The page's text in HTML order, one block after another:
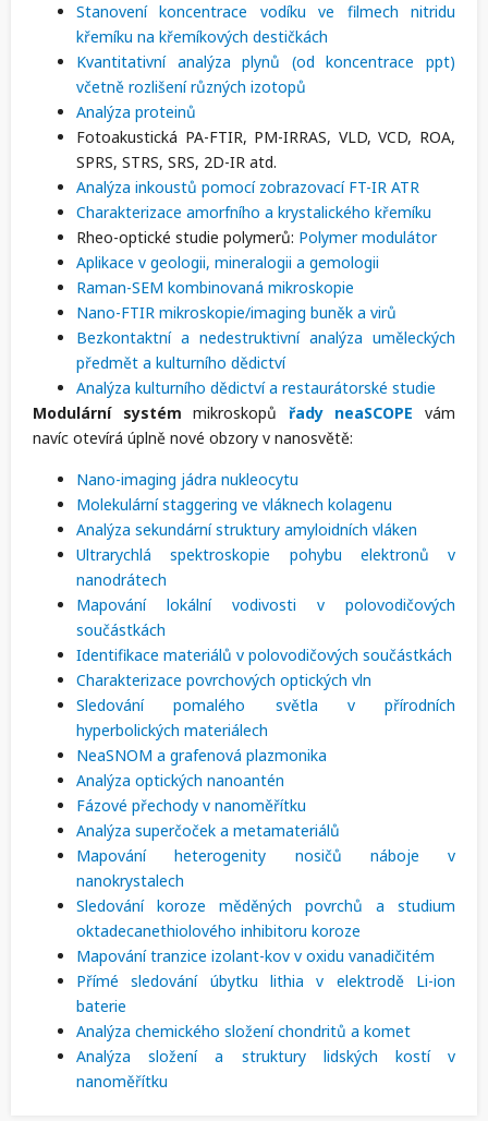
Stanovení koncentrace vodíku ve filmech nitridu
křemíku na křemíkových destičkách
Kvantitativní analýza plynů (od koncentrace ppt)
včetně rozlišení různých izotopů
Analýza proteinů
Fotoakustická PA-FTIR, PM-IRRAS, VLD, VCD, ROA,
SPRS, STRS, SRS, 2D-IR atd.
Analýza inkoustů pomocí zobrazovací FT-IR ATR
Charakterizace amorfního a krystalického křemíku
Rheo-optické studie polymerů: Polymer modulátor
Aplikace v geologii, mineralogii a gemologii
Raman-SEM kombinovaná mikroskopie
Nano-FTIR mikroskopie/imaging buněk a virů
Bezkontaktní a nedestruktivní analýza uměleckých
předmět a kulturního dědictví
Analýza kulturního dědictví a restaurátorské studie
Modulární systém mikroskopů řady neaSCOPE vám
navíc otevírá úplně nové obzory v nanosvětě:
Nano-imaging jádra nukleocytu
Molekulární staggering ve vláknech kolagenu
Analýza sekundární struktury amyloidních vláken
Ultrarychlá spektroskopie pohybu elektronů v
nanodrátech
Mapování lokální vodivosti v polovodičových
součástkách
Identifikace materiálů v polovodičových součástkách
Charakterizace povrchových optických vln
Sledování pomalého světla v přírodních
hyperbolických materiálech
NeaSNOM a grafenová plazmonika
Analýza optických nanoantén
Fázové přechody v nanoměřítku
Analýza superčoček a metamateriálů
Mapování heterogenity nosičů náboje v
nanokrystalech
Sledování koroze měděných povrchů a studium
oktadecanethiolového inhibitoru koroze
Mapování tranzice izolant-kov v oxidu vanadičitém
Přímé sledování úbytku lithia v elektrodě Li-ion
baterie
Analýza chemického složení chondritů a komet
Analýza složení a struktury lidských kostí v
nanoměřítku